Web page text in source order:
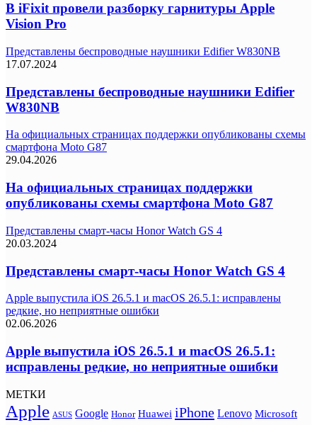
В iFixit провели разборку гарнитуры Apple
Vision Pro
Представлены беспроводные наушники Edifier W830NB
17.07.2024
Представлены беспроводные наушники Edifier
W830NB
На официальных страницах поддержки опубликованы схемы
смартфона Moto G87
29.04.2026
На официальных страницах поддержки
опубликованы схемы смартфона Moto G87
Представлены смарт-часы Honor Watch GS 4
20.03.2024
Представлены смарт-часы Honor Watch GS 4
Apple выпустила iOS 26.5.1 и macOS 26.5.1: исправлены
редкие, но неприятные ошибки
02.06.2026
Apple выпустила iOS 26.5.1 и macOS 26.5.1:
исправлены редкие, но неприятные ошибки
МЕТКИ
Apple ASUS Google Honor Huawei iPhone Lenovo Microsoft